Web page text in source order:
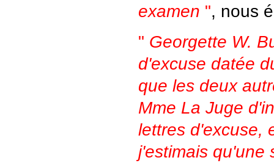
examen ", nous
" Georgette W.
d'excuse datée
que les deux
Mme La Juge
lettres d'excuse,
j'estimais qu'une